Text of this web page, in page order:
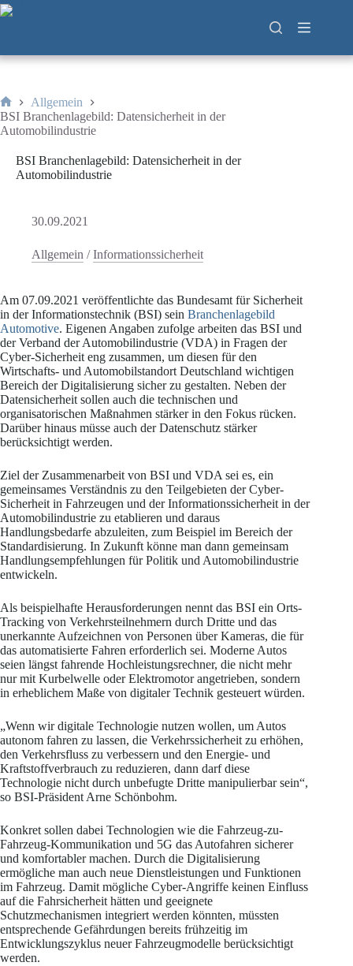
Zum
Inhalt
Start
Allgemein
BSI Branchenlagebild: Datensicherheit in der
Automobilindustrie
BSI Branchenlagebild: Datensicherheit in der
Automobilindustrie
30.09.2021
Allgemein /Informationssicherheit
Am 07.09.2021 veröffentlichte das Bundesamt für Sicherheit
in der Informationstechnik (BSI) sein Branchenlagebild
Automotive. Eigenen Angaben zufolge arbeiten das BSI und
der Verband der Automobilindustrie (VDA) in Fragen der
Cyber-Sicherheit eng zusammen, um diesen für den
Wirtschafts- und Automobilstandort Deutschland wichtigen
Bereich der Digitalisierung sicher zu gestalten. Neben der
Datensicherheit sollen auch die technischen und
organisatorischen Maßnahmen stärker in den Fokus rücken.
Darüber hinaus müsse auch der Datenschutz stärker
berücksichtigt werden.
Ziel der Zusammenarbeit von BSI und VDA sei es, ein
gemeinsames Verständnis zu den Teilgebieten der Cyber-
Sicherheit in Fahrzeugen und der Informationssicherheit in der
Automobilindustrie zu etablieren und daraus
Handlungsbedarfe abzuleiten, zum Beispiel im Bereich der
Standardisierung. In Zukunft könne man dann gemeinsam
Handlungsempfehlungen für Politik und Automobilindustrie
entwickeln.
Als beispielhafte Herausforderungen nennt das BSI ein Orts-
Tracking von Verkehrsteilnehmern durch Dritte und das
unerkannte Aufzeichnen von Personen über Kameras, die für
das automatisierte Fahren erforderlich sei. Moderne Autos
seien längst fahrende Hochleistungsrechner, die nicht mehr
nur mit Kurbelwelle oder Elektromotor angetrieben, sondern
in erheblichem Maße von digitaler Technik gesteuert würden.
„Wenn wir digitale Technologie nutzen wollen, um Autos
autonom fahren zu lassen, die Verkehrssicherheit zu erhöhen,
den Verkehrsfluss zu verbessern und den Energie- und
Kraftstoffverbrauch zu reduzieren, dann darf diese
Technologie nicht durch unbefugte Dritte manipulierbar sein“,
so BSI-Präsident Arne Schönbohm.
Konkret sollen dabei Technologien wie die Fahrzeug-zu-
Fahrzeug-Kommunikation und 5G das Autofahren sicherer
und komfortabler machen. Durch die Digitalisierung
ermögliche man auch neue Dienstleistungen und Funktionen
im Fahrzeug. Damit mögliche Cyber-Angriffe keinen Einfluss
auf die Fahrsicherheit hätten und geeignete
Schutzmechanismen integriert werden könnten, müssten
entsprechende Gefährdungen bereits frühzeitig im
Entwicklungszyklus neuer Fahrzeugmodelle berücksichtigt
werden.